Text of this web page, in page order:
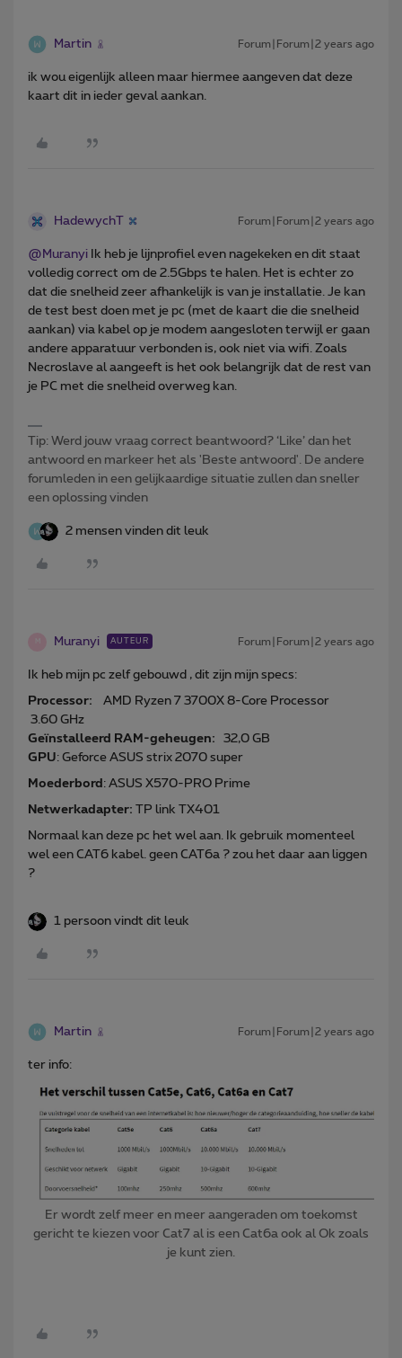
Martin Forum|Forum|2 years ago
ik wou eigenlijk alleen maar hiermee aangeven dat deze
kaart dit in ieder geval aankan.
HadewychT Forum|Forum|2 years ago
@Muranyi Ik heb je lijnprofiel even nagekeken en dit staat
volledig correct om de 2.5Gbps te halen. Het is echter zo
dat die snelheid zeer afhankelijk is van je installatie. Je kan
de test best doen met je pc (met de kaart die die snelheid
aankan) via kabel op je modem aangesloten terwijl er gaan
andere apparatuur verbonden is, ook niet via wifi. Zoals
Necroslave al aangeeft is het ook belangrijk dat de rest van
je PC met die snelheid overweg kan.
Tip: Werd jouw vraag correct beantwoord? ‘Like’ dan het
antwoord en markeer het als 'Beste antwoord'. De andere
forumleden in een gelijkaardige situatie zullen dan sneller
een oplossing vinden
2 mensen vinden dit leuk
Muranyi AUTEUR Forum|Forum|2 years ago
Ik heb mijn pc zelf gebouwd , dit zijn mijn specs:
Processor:
AMD Ryzen 7 3700X 8-Core Processor
3.60 GHz
Geïnstalleerd RAM-geheugen: 32,0 GB
GPU: Geforce ASUS strix 2070 super
Moederbord : ASUS X570-PRO Prime
Netwerkadapter: TP link TX401
Normaal kan deze pc het wel aan. Ik gebruik momenteel
wel een CAT6 kabel. geen CAT6a ? zou het daar aan liggen
?
1 persoon vindt dit leuk
Martin Forum|Forum|2 years ago
ter info:
Er wordt zelf meer en meer aangeraden om toekomst
gericht te kiezen voor Cat7 al is een Cat6a ook al Ok zoals
je kunt zien.